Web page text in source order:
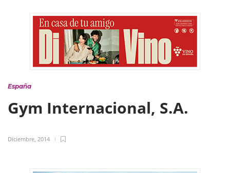
España
Gym Internacional, S.A.
Diciembre, 2014